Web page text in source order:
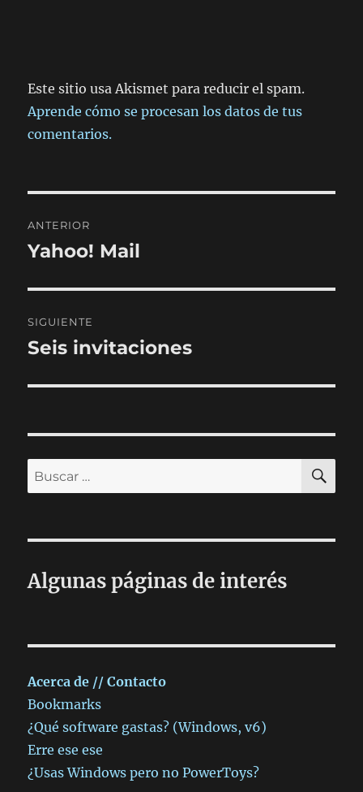
Este sitio usa Akismet para reducir el spam.
Aprende cómo se procesan los datos de tus
comentarios.
de
ANTERIOR
Entrada
Yahoo! Mail
SIGUIENTE
Entrada
Seis invitaciones
Buscar
por:
Algunas páginas de interés
Acerca de // Contacto
Bookmarks
¿Qué software gastas? (Windows, v6)
Erre ese ese
¿Usas Windows pero no PowerToys?